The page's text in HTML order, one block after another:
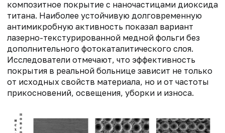
композитное покрытие с наночастицами диоксида
титана. Наиболее устойчивую долговременную
антимикробную активность показал вариант
лазерно-текстурированной медной фольги без
дополнительного фотокаталитического слоя.
Исследователи отмечают, что эффективность
покрытия в реальной больнице зависит не только
от исходных свойств материала, но и от частоты
прикосновений, освещения, уборки и износа.